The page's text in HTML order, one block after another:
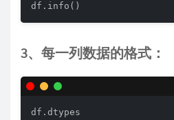
df.info()
3、每一列数据的格式：
df.dtypes